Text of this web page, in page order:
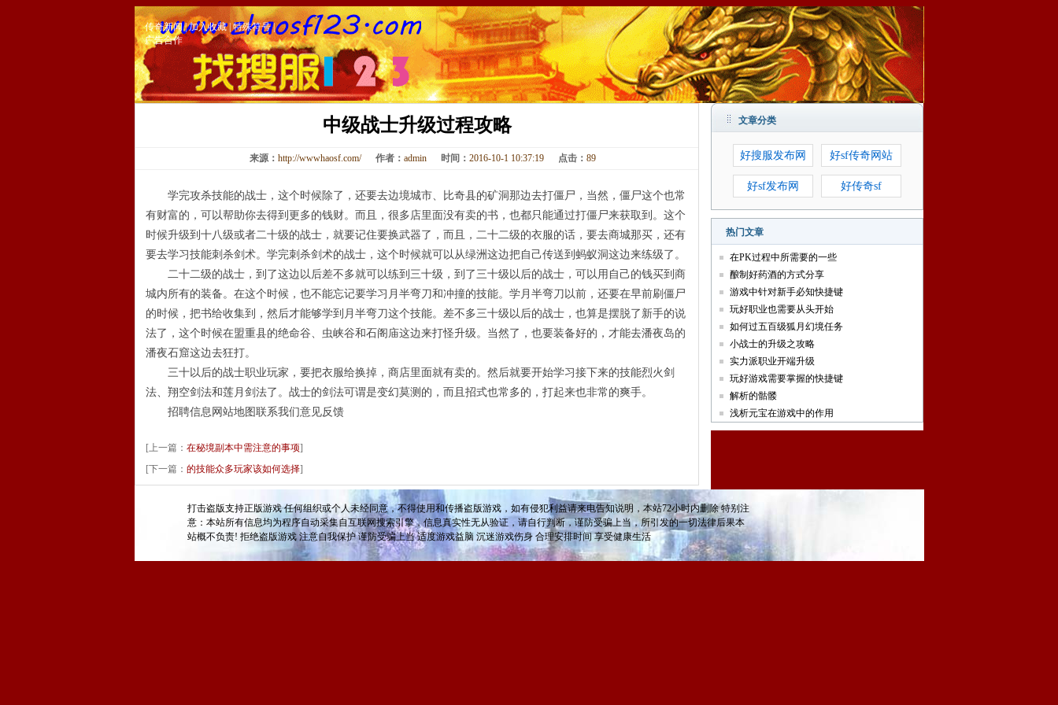
传奇新闻|加入收藏|特殊符号|
广告合作
中级战士升级过程攻略
来源： http://wwwhaosf.com/ 作者： admin 时间： 2016-10-1 10:37:19 点击： 89
学完攻杀技能的战士，这个时候除了，还要去边境城市、比奇县的矿洞那边去打僵尸，当然，僵尸这个也常
有财富的，可以帮助你去得到更多的钱财。而且，很多店里面没有卖的书，也都只能通过打僵尸来获取到。这个
时候升级到十八级或者二十级的战士，就要记住要换武器了，而且，二十二级的衣服的话，要去商城那买，还有
要去学习技能刺杀剑术。学完刺杀剑术的战士，这个时候就可以从绿洲这边把自己传送到蚂蚁洞这边来练级了。
二十二级的战士，到了这边以后差不多就可以练到三十级，到了三十级以后的战士，可以用自己的钱买到商
城内所有的装备。在这个时候，也不能忘记要学习月半弯刀和冲撞的技能。学月半弯刀以前，还要在早前刷僵尸
的时候，把书给收集到，然后才能够学到月半弯刀这个技能。差不多三十级以后的战士，也算是摆脱了新手的说
法了，这个时候在盟重县的绝命谷、虫峡谷和石阁庙这边来打怪升级。当然了，也要装备好的，才能去潘夜岛的
潘夜石窟这边去狂打。
三十以后的战士职业玩家，要把衣服给换掉，商店里面就有卖的。然后就要开始学习接下来的技能烈火剑
法、翔空剑法和莲月剑法了。战士的剑法可谓是变幻莫测的，而且招式也常多的，打起来也非常的爽手。
招聘信息网站地图联系我们意见反馈
[上一篇： 在秘境副本中需注意的事项]
[下一篇： 的技能众多玩家该如何选择]
文章分类
好搜服发布网 好sf传奇网站
好sf发布网 好传奇sf
热门文章
在PK过程中所需要的一些
酿制好药酒的方式分享
游戏中针对新手必知快捷键
玩好职业也需要从头开始
如何过五百级狐月幻境任务
小战士的升级之攻略
实力派职业开端升级
玩好游戏需要掌握的快捷键
解析的骷髅
浅析元宝在游戏中的作用
打击盗版支持正版游戏 任何组织或个人未经同意，不得使用和传播盗版游戏，如有侵犯利益请来电告知说明，本站72小时内删除 特别注
意：本站所有信息均为程序自动采集自互联网搜索引擎，信息真实性无从验证，请自行判断，谨防受骗上当，所引发的一切法律后果本
站概不负责! 拒绝盗版游戏 注意自我保护 谨防受骗上当 适度游戏益脑 沉迷游戏伤身 合理安排时间 享受健康生活